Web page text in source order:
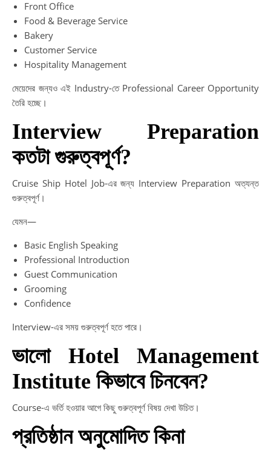
Front Office
Food & Beverage Service
Bakery
Customer Service
Hospitality Management
মেয়েদের জন্যও এই Industry-তে Professional Career Opportunity
তৈরি হচ্ছে।
Interview Preparation
কতটা গুরুত্বপূর্ণ?
Cruise Ship Hotel Job-এর জন্য Interview Preparation অত্যন্ত
গুরুত্বপূর্ণ।
যেমন—
Basic English Speaking
Professional Introduction
Guest Communication
Grooming
Confidence
Interview-এর সময় গুরুত্বপূর্ণ হতে পারে।
ভালো Hotel Management
Institute কিভাবে চিনবেন?
Course-এ ভর্তি হওয়ার আগে কিছু গুরুত্বপূর্ণ বিষয় দেখা উচিত।
প্রতিষ্ঠান অনুমোদিত কিনা